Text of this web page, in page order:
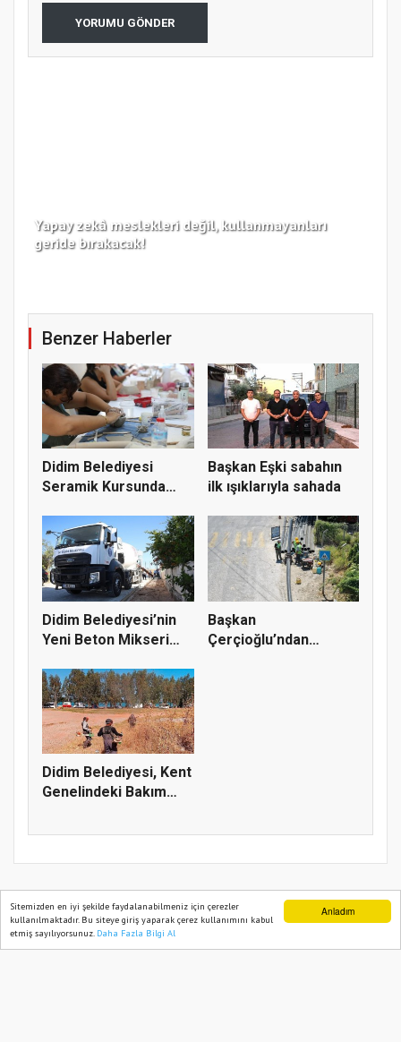
Anladım
Sitemizden en iyi şekilde faydalanabilmeniz için çerezler
kullanılmaktadır. Bu siteye giriş yaparak çerez kullanımını kabul
etmiş sayılıyorsunuz. Daha Fazla Bilgi Al
YORUMU GÖNDER
Yapay zekâ meslekleri değil, kullanmayanları
geride bırakacak!
Benzer Haberler
Didim Belediyesi
Seramik Kursunda
Başkan Eşki sabahın
ilk ışıklarıyla sahada
Didim Belediyesi’nin
Yeni Beton Mikseri
Başkan
Çerçioğlu’ndan
Didim Belediyesi, Kent
Genelindeki Bakım
TÜRK HABERLER 2022
Yazılım |Onemsoft
Ana Sayfa Web TV